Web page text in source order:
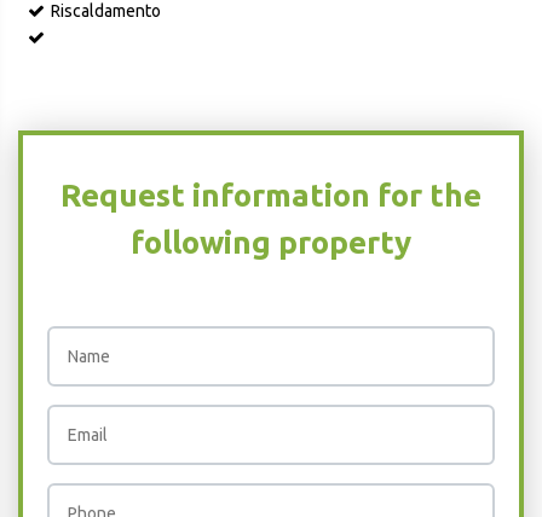
Riscaldamento
Request information for the
following property